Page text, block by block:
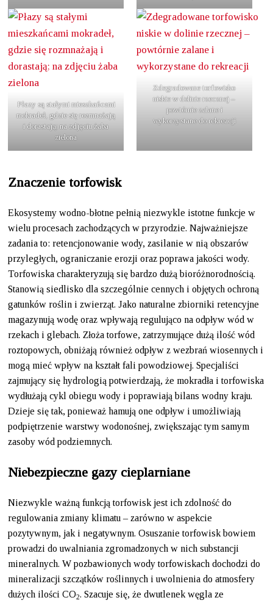
Płazy są stałymi mieszkańcami
mokradeł, gdzie się rozmnażają
i dorastają; na zdjęciu żaba
zielona
Zdegradowane torfowisko
niskie w dolinie rzecznej –
powtórnie zalane i
wykorzystane do rekreacji
Znaczenie torfowisk
Ekosystemy wodno-błotne pełnią niezwykle istotne funkcje w
wielu procesach zachodzących w przyrodzie. Najważniejsze
zadania to: retencjonowanie wody, zasilanie w nią obszarów
przyległych, ograniczanie erozji oraz poprawa jakości wody.
Torfowiska charakteryzują się bardzo dużą bioróżnorodnością.
Stanowią siedlisko dla szczególnie cennych i objętych ochroną
gatunków roślin i zwierząt. Jako naturalne zbiorniki retencyjne
magazynują wodę oraz wpływają regulująco na odpływ wód w
rzekach i glebach. Złoża torfowe, zatrzymujące dużą ilość wód
roztopowych, obniżają również odpływ z wezbrań wiosennych i
mogą mieć wpływ na kształt fali powodziowej. Specjaliści
zajmujący się hydrologią potwierdzają, że mokradła i torfowiska
wydłużają cykl obiegu wody i poprawiają bilans wodny kraju.
Dzieje się tak, ponieważ hamują one odpływ i umożliwiają
podpiętrzenie warstwy wodonośnej, zwiększając tym samym
zasoby wód podziemnych.
Niebezpieczne gazy cieplarniane
Niezwykle ważną funkcją torfowisk jest ich zdolność do
regulowania zmiany klimatu – zarówno w aspekcie
pozytywnym, jak i negatywnym. Osuszanie torfowisk bowiem
prowadzi do uwalniania zgromadzonych w nich substancji
mineralnych. W pozbawionych wody torfowiskach dochodzi do
mineralizacji szczątków roślinnych i uwolnienia do atmosfery
dużych ilości CO2. Szacuje się, że dwutlenek węgla ze